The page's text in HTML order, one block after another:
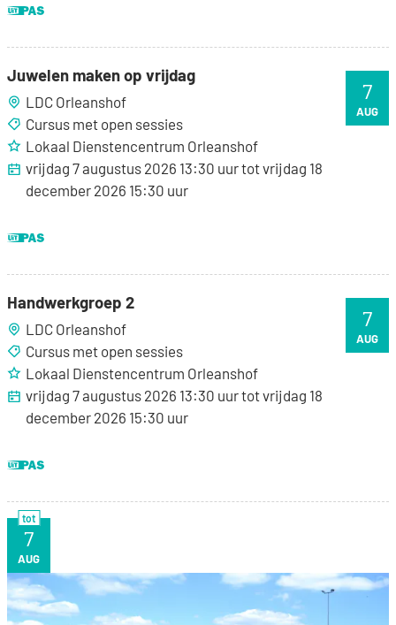
VR
7
AUG
Juwelen maken op vrijdag
Juwelen maken op vrijdag
LDC Orleanshof
Cursus met open sessies
Lokaal Dienstencentrum Orleanshof
vrijdag 7 augustus 2026 13:30 uurtotvrijdag 18
december 2026 15:30 uur
VR
7
AUG
Handwerkgroep 2
Handwerkgroep 2
LDC Orleanshof
Cursus met open sessies
Lokaal Dienstencentrum Orleanshof
vrijdag 7 augustus 2026 13:30 uurtotvrijdag 18
december 2026 15:30 uur
tot
VR
7
AUG
Sportkamp voetbal Wolfsdonk